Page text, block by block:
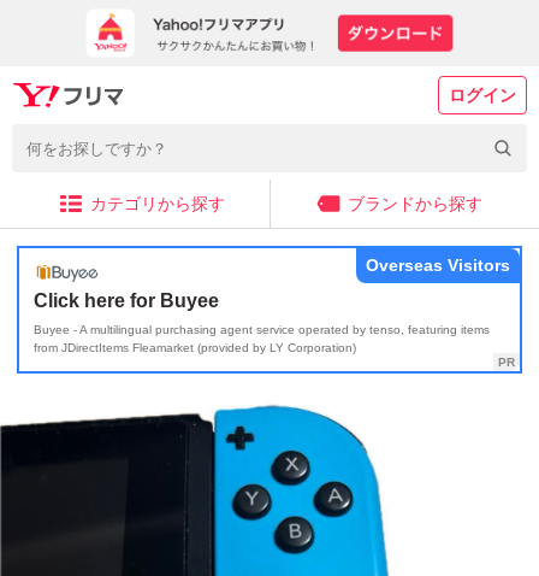
ログイン
カテゴリから探す ブランドから探す
Click here for Buyee
Buyee - A multilingual purchasing agent service operated by tenso, featuring items
from JDirectItems Fleamarket (provided by LY Corporation)
Overseas Visitors